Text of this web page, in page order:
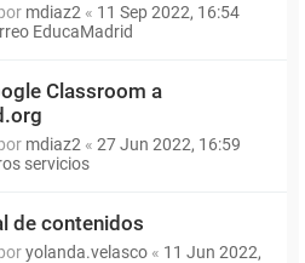
mdiaz2 « 11 Sep 2022, 16:54
EducaMadrid
Classroom a
mdiaz2 « 27 Jun 2022, 16:59
servicios
de contenidos
yolanda.velasco « 11 Jun 2022,